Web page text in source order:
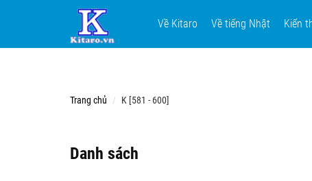
Về Kitaro Về tiếng Nhật Kiến
Trang chủ K [581 - 600]
Danh sách